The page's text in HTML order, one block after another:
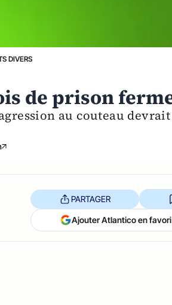
DIVERS
de prison
au couteau
PARTAGER
Ajouter Atlantico en